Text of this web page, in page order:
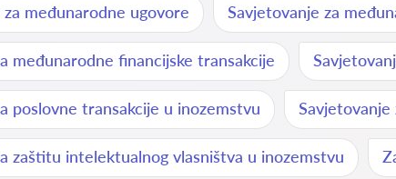
međunarodne ugovore Savjetovanje za
međunarodne financijske transakcije
poslovne transakcije u inozemstvu Savjetovanje
zaštitu intelektualnog vlasništva u inozemstvu